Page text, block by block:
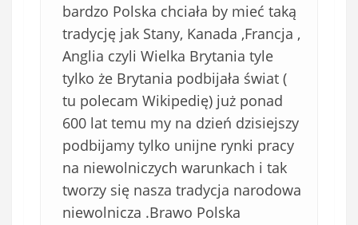
bardzo Polska chciała by mieć taką
tradycję jak Stany, Kanada ,Francja ,
Anglia czyli Wielka Brytania tyle
tylko że Brytania podbijała świat (
tu polecam Wikipedię) już ponad
600 lat temu my na dzień dzisiejszy
podbijamy tylko unijne rynki pracy
na niewolniczych warunkach i tak
tworzy się nasza tradycja narodowa
niewolnicza .Brawo Polska